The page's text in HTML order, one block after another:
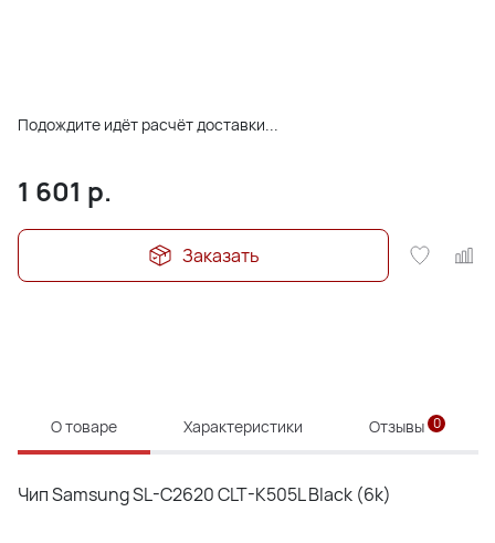
Подождите идёт расчёт доставки...
1 601 р.
Заказать
О товаре Характеристики Отзывы 0
Чип Samsung SL-C2620 CLT-K505L Black (6k)